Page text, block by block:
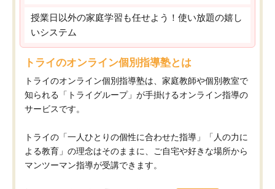
授業日以外の家庭学習も任せよう！使い放題の嬉し
いシステム
トライのオンライン個別指導塾とは
トライのオンライン個別指導塾は、家庭教師や個別教室で
知られる「トライグループ」が手掛けるオンライン指導の
サービスです。
トライの「一人ひとりの個性に合わせた指導」「人の力に
よる教育」の理念はそのままに、ご自宅や好きな場所から
マンツーマン指導が受講できます。